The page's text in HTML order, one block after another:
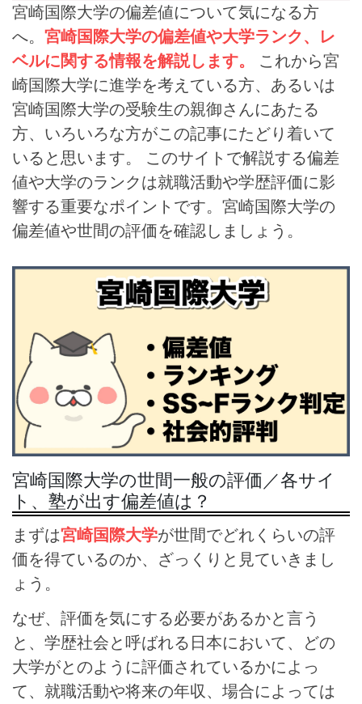
宮崎国際大学の偏差値について気になる方
へ。 宮崎国際大学の偏差値や大学ランク、レ
ベルに関する情報を解説します。
これから宮
崎国際大学に進学を考えている方、あるいは
宮崎国際大学の受験生の親御さんにあたる
方、いろいろな方がこの記事にたどり着いて
いると思います。 このサイトで解説する偏差
値や大学のランクは就職活動や学歴評価に影
響する重要なポイントです。宮崎国際大学の
偏差値や世間の評価を確認しましょう。
宮崎国際大学の世間一般の評価／各サイ
ト、塾が出す偏差値は？
まずは宮崎国際大学が世間でどれくらいの評
価を得ているのか、ざっくりと見ていきまし
ょう。
なぜ、評価を気にする必要があるかと言う
と、学歴社会と呼ばれる日本において、どの
大学がとのように評価されているかによっ
て、就職活動や将来の年収、場合によっては